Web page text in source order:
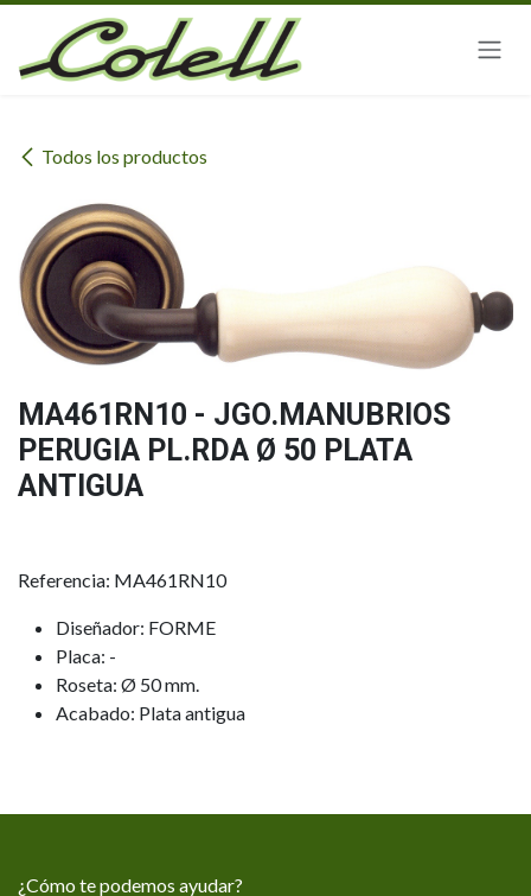
Ir al contenido
Todos los productos
MA461RN10 - JGO.MANUBRIOS
PERUGIA PL.RDA Ø 50 PLATA
ANTIGUA
Referencia: MA461RN10
Diseñador: FORME
Placa: -
Roseta: Ø 50 mm.
Acabado: Plata antigua
¿Cómo te podemos ayudar?